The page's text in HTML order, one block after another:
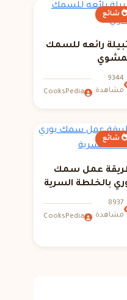
شائع
رائعه للسمك
9344
مشاهدة
CooksPedia
شائع
عمل سمك
بالخلطة السرية
8937
مشاهدة
CooksPedia